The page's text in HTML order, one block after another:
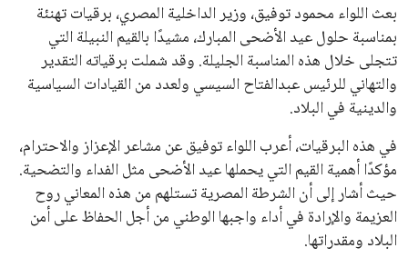
حوادث
محافظات
بعث اللواء محمود توفيق، وزير الداخلية المصري، برقيات تهنئة
بمناسبة حلول عيد الأضحى المبارك، مشيدًا بالقيم النبيلة التي
تتجلى خلال هذه المناسبة الجليلة. وقد شملت برقياته التقدير
والتهاني للرئيس عبدالفتاح السيسي ولعدد من القيادات السياسية
والدينية في البلاد.
في هذه البرقيات، أعرب اللواء توفيق عن مشاعر الإعزاز والاحترام،
مؤكدًا أهمية القيم التي يحملها عيد الأضحى مثل الفداء والتضحية.
حيث أشار إلى أن الشرطة المصرية تستلهم من هذه المعاني روح
العزيمة والإرادة في أداء واجبها الوطني من أجل الحفاظ على أمن
البلاد ومقدراتها.